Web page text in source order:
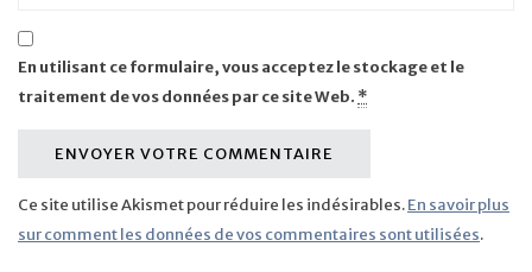
En utilisant ce formulaire, vous acceptez le stockage et le
traitement de vos données par ce site Web. *
Ce site utilise Akismet pour réduire les indésirables.En savoir plus
sur comment les données de vos commentaires sont utilisées.